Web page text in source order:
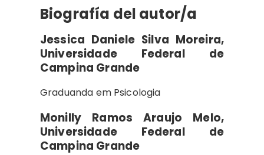
Biografía del autor/a
Jessica Daniele Silva Moreira,
Universidade Federal de
Campina Grande
Graduanda em Psicologia
Monilly Ramos Araujo Melo,
Universidade Federal de
Campina Grande